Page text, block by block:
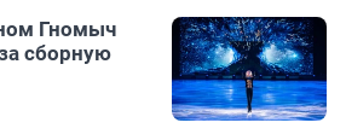
Гномыч
сборную